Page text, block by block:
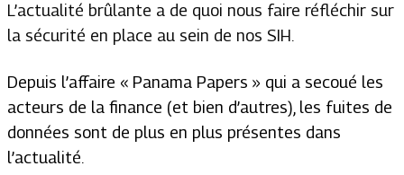
L’actualité brûlante a de quoi nous faire réfléchir sur
la sécurité en place au sein de nos SIH.
Depuis l’affaire « Panama Papers » qui a secoué les
acteurs de la finance (et bien d’autres), les fuites de
données sont de plus en plus présentes dans
l’actualité.